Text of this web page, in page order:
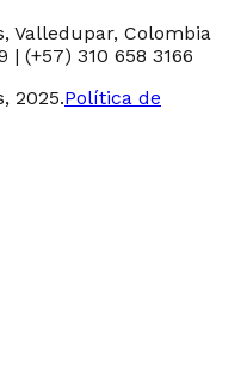
Valledupar, Colombia
| (+57) 310 658 3166
2025.Política de